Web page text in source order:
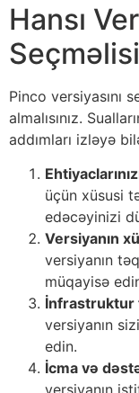
Hansı
Pinco versiyasını
almalısınız.
addımları izləyə
üçün xüsusi
edəcəyinizi
Versiyanın
versiyanın
müqayisə
İnfrastruktur
versiyanın
edin.
İcma və